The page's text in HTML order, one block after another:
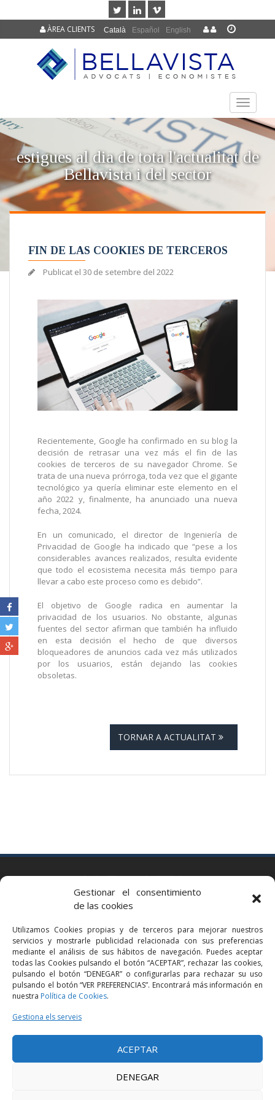
Gestionar el consentimiento
de las cookies
Utilizamos Cookies propias y de terceros para mejorar nuestros
servicios y mostrarle publicidad relacionada con sus preferencias
mediante el análisis de sus hábitos de navegación. Puedes aceptar
todas las Cookies pulsando el botón “ACEPTAR”, rechazar las cookies,
pulsando el botón “DENEGAR” o configurarlas para rechazar su uso
pulsando el botón “VER PREFERENCIAS”. Encontrará más información en
nuestra Política de Cookies.
Gestiona els serveis
ACEPTAR
DENEGAR
Català Español English
ÀREA CLIENTS
TOGGLE
estigues al dia de tota l'actualitat de
Bellavista i del sector
FIN DE LAS COOKIES DE TERCEROS
Publicat el 30 de setembre del 2022
Recientemente, Google ha confirmado en su blog la
decisión de retrasar una vez más el fin de las
cookies de terceros de su navegador Chrome. Se
trata de una nueva prórroga, toda vez que el gigante
tecnológico ya quería eliminar este elemento en el
año 2022 y, finalmente, ha anunciado una nueva
fecha, 2024.
En un comunicado, el director de Ingeniería de
Privacidad de Google ha indicado que “pese a los
considerables avances realizados, resulta evidente
que todo el ecosistema necesita más tiempo para
llevar a cabo este proceso como es debido”.
El objetivo de Google radica en aumentar la
privacidad de los usuarios. No obstante, algunas
fuentes del sector afirman que también ha influido
en esta decisión el hecho de que diversos
bloqueadores de anuncios cada vez más utilizados
por los usuarios, están dejando las cookies
obsoletas.
TORNAR A ACTUALITAT
Via Augusta 2 bis, 3º, 08006 Barcelona
bcn@bellavistalegal.eu
GRANOLLERS
C/ Sant Jaume, 16 1r, 08401 Granollers (Bcn)
+34 93 860 39 60
grn@bellavistalegal.eu
MADRID
C/ Serrano 114, 2º izq. 28006 Madrid.
+34 91 431 98 21 | +34 91 431 98 95
mad@bellavistalegal.eu